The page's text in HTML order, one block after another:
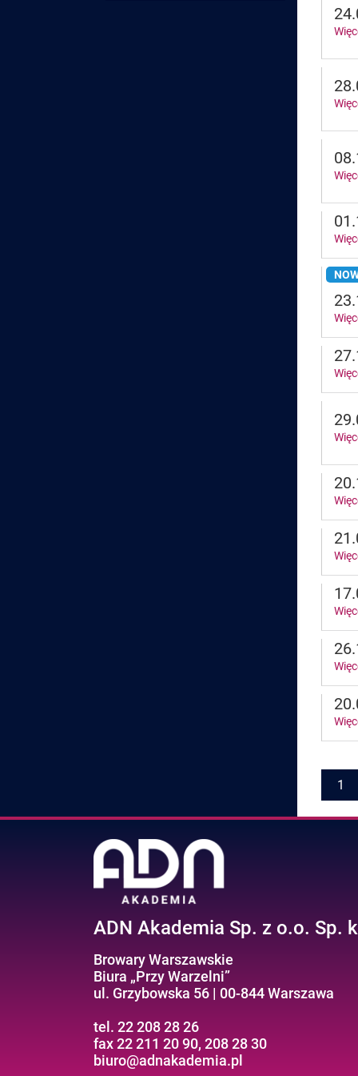
Pages
1
ADN Akademia Sp. z o.o. Sp.
Browary Warszawskie
Biura „Przy Warzelni”
ul. Grzybowska 56 | 00-844 Warszawa
tel. 22 208 28 26
fax 22 211 20 90, 208 28 30
biuro@adnakademia.pl